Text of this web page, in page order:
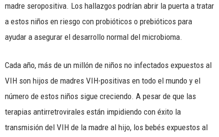
madre seropositiva. Los hallazgos podrían abrir la puerta a tratar
a estos niños en riesgo con probióticos o prebióticos para
ayudar a asegurar el desarrollo normal del microbioma.
Cada año, más de un millón de niños no infectados expuestos al
VIH son hijos de madres VIH-positivas en todo el mundo y el
número de estos niños sigue creciendo. A pesar de que las
terapias antirretrovirales están impidiendo con éxito la
transmisión del VIH de la madre al hijo, los bebés expuestos al